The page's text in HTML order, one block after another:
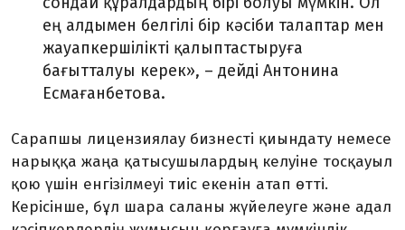
ең алдымен белгілі бір кәсіби талаптар мен
жауапкершілікті қалыптас­тыруға
бағытталуы керек», – дейді Антонина
Есмағанбетова.
Сарапшы лицензиялау бизнесті қиындату немесе
нарыққа жаңа қатысушылардың келуіне тосқауыл
қою үшін енгізілмеуі тиіс екенін атап өтті.
Керісінше, бұл шара саланы жүйелеуге және адал